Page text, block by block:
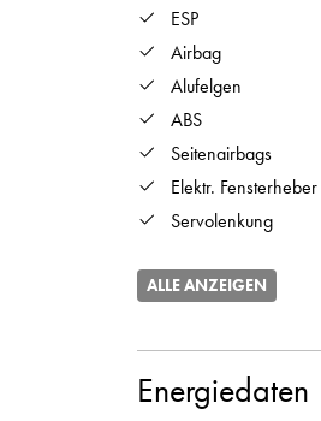
ESP
Airbag
Alufelgen
ABS
Seitenairbags
Elektr. Fensterheber
Servolenkung
ALLE ANZEIGEN
Energiedaten